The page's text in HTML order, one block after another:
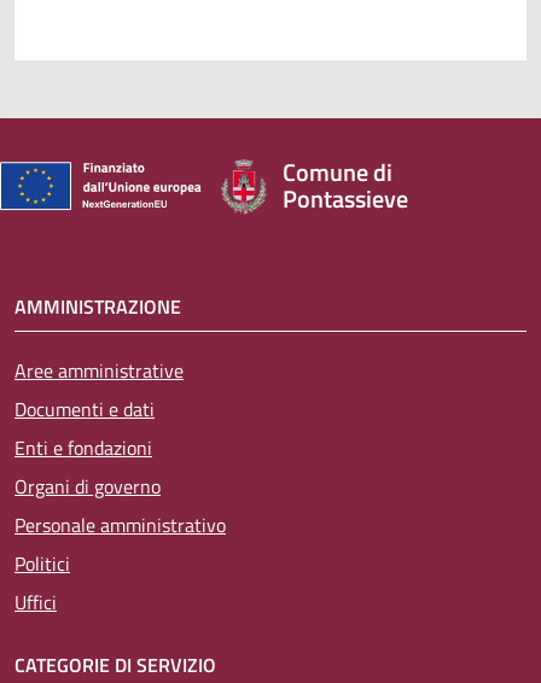
Comune di
Pontassieve
AMMINISTRAZIONE
Aree amministrative
Documenti e dati
Enti e fondazioni
Organi di governo
Personale amministrativo
Politici
Uffici
CATEGORIE DI SERVIZIO